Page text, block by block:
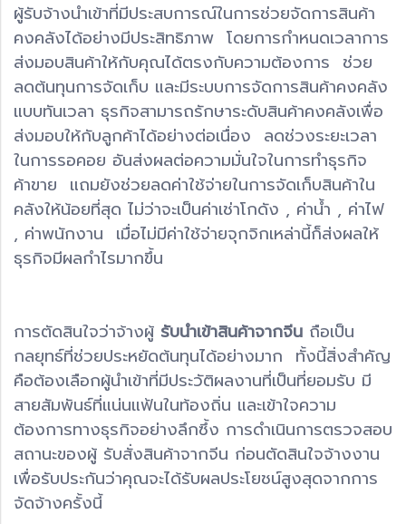
ผู้รับจ้างนำเข้าที่มีประสบการณ์ในการช่วยจัดการสินค้า
คงคลังได้อย่างมีประสิทธิภาพ โดยการกำหนดเวลาการ
ส่งมอบสินค้าให้กับคุณได้ตรงกับความต้องการ ช่วย
ลดต้นทุนการจัดเก็บ และมีระบบการจัดการสินค้าคงคลัง
แบบทันเวลา ธุรกิจสามารถรักษาระดับสินค้าคงคลังเพื่อ
ส่งมอบให้กับลูกค้าได้อย่างต่อเนื่อง ลดช่วงระยะเวลา
ในการรอคอย อันส่งผลต่อความมั่นใจในการทำธุรกิจ
ค้าขาย แถมยังช่วยลดค่าใช้จ่ายในการจัดเก็บสินค้าใน
คลังให้น้อยที่สุด ไม่ว่าจะเป็นค่าเช่าโกดัง , ค่าน้ำ , ค่าไฟ
, ค่าพนักงาน เมื่อไม่มีค่าใช้จ่ายจุกจิกเหล่านี้ก็ส่งผลให้
ธุรกิจมีผลกำไรมากขึ้น
การตัดสินใจว่าจ้างผู้ รับนำเข้าสินค้าจากจีน ถือเป็น
กลยุทธ์ที่ช่วยประหยัดต้นทุนได้อย่างมาก ทั้งนี้สิ่งสำคัญ
คือต้องเลือกผู้นำเข้าที่มีประวัติผลงานที่เป็นที่ยอมรับ มี
สายสัมพันธ์ที่แน่นแฟ้นในท้องถิ่น และเข้าใจความ
ต้องการทางธุรกิจอย่างลึกซึ้ง การดำเนินการตรวจสอบ
สถานะของผู้ รับสั่งสินค้าจากจีน ก่อนตัดสินใจจ้างงาน
เพื่อรับประกันว่าคุณจะได้รับผลประโยชน์สูงสุดจากการ
จัดจ้างครั้งนี้